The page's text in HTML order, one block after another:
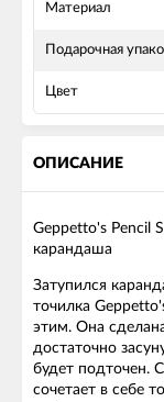
Материал
Подарочная
Цвет
ОПИСАНИЕ
Geppetto's Pencil
карандаша
Затупился
точилка
этим. Она
достаточно
будет подточен.
сочетает в себе